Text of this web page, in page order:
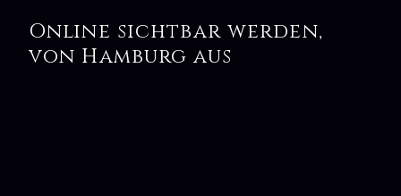
Online sichtbar werden,
von Hamburg aus